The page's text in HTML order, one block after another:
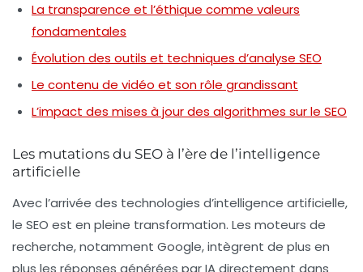
La transparence et l’éthique comme valeurs
fondamentales
Évolution des outils et techniques d’analyse SEO
Le contenu de vidéo et son rôle grandissant
L’impact des mises à jour des algorithmes sur le SEO
Les mutations du SEO à l’ère de l’intelligence
artificielle
Avec l’arrivée des technologies d’intelligence artificielle,
le SEO est en pleine transformation. Les moteurs de
recherche, notamment Google, intègrent de plus en